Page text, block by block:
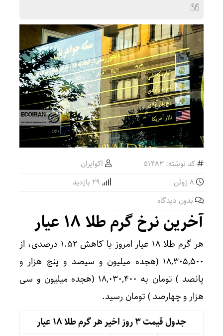
کد نوشته: 51483
اکوایران
بدون دیدگاه
آخرین نرخ گرم طلا ۱۸ عیار
هر گرم طلا ۱۸ عیار امروز با کاهش ۱.۵۲ درصدی، از
۱۸,۳۰۵,۵۰۰ (هجده میلیون و سیصد و پنج هزار و
پانصد ) تومان به ۱۸,۰۳۰,۴۰۰ (هجده میلیون و سی
هزار و چهارصد ) تومان رسید.
جدول قیمت 3 روز اخیر هر گرم طلا ۱۸ عیار